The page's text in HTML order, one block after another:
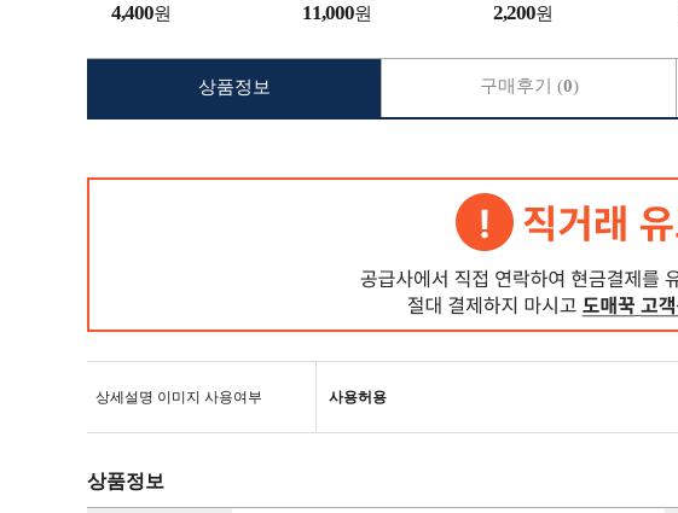
장비
4,400원 11,000원
촬영용 소품
2,200원
상세설명 이미지 사용여부 사용허용
상품정보
상품정보 구매후기 (0)